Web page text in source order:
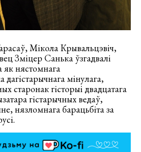
Мікола Крывальцэвіч,
Зміцер Санька ўзгадвалі
як нястомнага
мінулага,
старонак гісторыі двадцатага
гістарычных ведаў,
нязломнага барацьбіта за